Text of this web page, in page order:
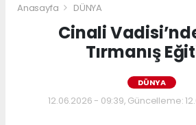
Anasayfa DÜNYA
Cinali
Tırmanış
DÜNYA
12.06.2026 - 09:39, Güncelleme: